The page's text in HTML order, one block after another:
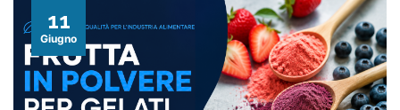
11
Giugno